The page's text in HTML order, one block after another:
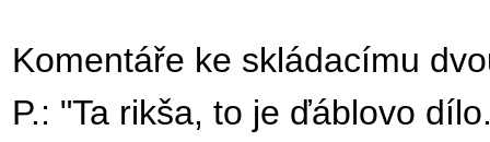
Komentáře ke skládacímu
P.: "Ta rikša, to je ďáblovo